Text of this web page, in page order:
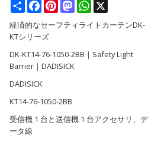
ShareFacebookPinterestMastodonWhatsApp
経済的なセーフティライトカーテンDK-
KTシリーズ
DK-KT14-76-1050-2BB｜Safety Light
Barrier｜DADISICK
DADISICK
KT14-76-1050-2BB
受信機 1 台と送信機 1 台アクセサリ、デ
ータ線